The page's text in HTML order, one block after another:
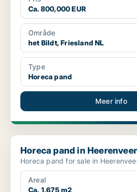
Ca. 800,000 EUR
Område
het Bildt, Friesland NL
Type
Horeca pand
Meer info
Horeca pand in Heerenveen, Friesland
Horeca pand in
Horeca pand for sale in
Areal
Ca. 1,675 m2